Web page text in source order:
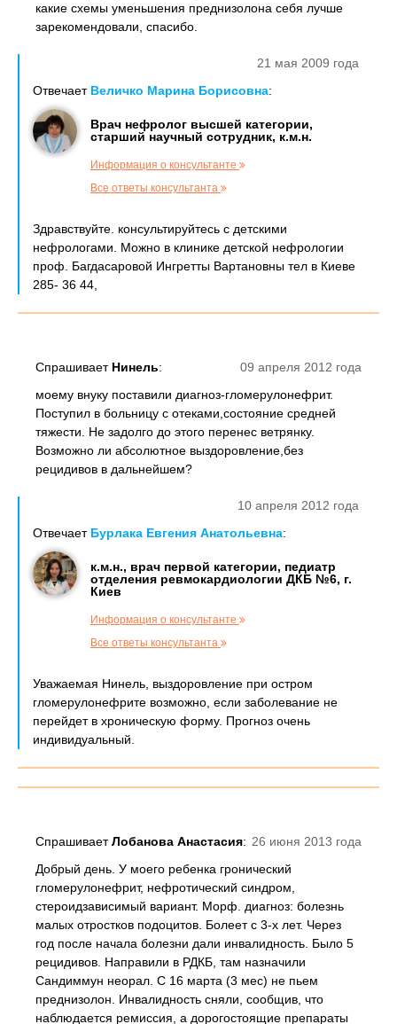
какие схемы уменьшения преднизолона себя лучше
зарекомендовали, спасибо.
21 мая 2009 года
Отвечает Величко Марина Борисовна:
Врач нефролог высшей категории,
старший научный сотрудник, к.м.н.
Информация о консультанте
Все ответы консультанта
Здравствуйте. консультируйтесь с детскими
нефрологами. Можно в клинике детской нефрологии
проф. Багдасаровой Ингретты Вартановны тел в Киеве
285- 36 44,
09 апреля 2012 года
Спрашивает Нинель:
моему внуку поставили диагноз-гломерулонефрит.
Поступил в больницу с отеками,состояние средней
тяжести. Не задолго до этого перенес ветрянку.
Возможно ли абсолютное выздоровление,без
рецидивов в дальнейшем?
10 апреля 2012 года
Отвечает Бурлака Евгения Анатольевна:
к.м.н., врач первой категории, педиатр
отделения ревмокардиологии ДКБ №6, г.
Киев
Информация о консультанте
Все ответы консультанта
Уважаемая Нинель, выздоровление при остром
гломерулонефрите возможно, если заболевание не
перейдет в хроническую форму. Прогноз очень
индивидуальный.
26 июня 2013 года
СпрашиваетЛобанова Анастасия:
Добрый день. У моего ребенка гронический
гломерулонефрит, нефротический синдром,
стероидзависимый вариант. Морф. диагноз: болезнь
малых отростков подоцитов. Болеет с 3-х лет. Через
год после начала болезни дали инвалидность. Было 5
рецидивов. Направили в РДКБ, там назначили
Сандиммун неорал. С 16 марта (3 мес) не пьем
преднизолон. Инвалидность сняли, сообщив, что
наблюдается ремиссия, а дорогостоящие препараты